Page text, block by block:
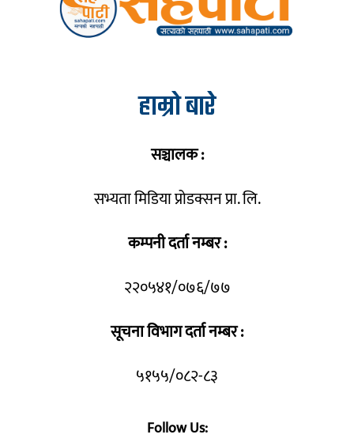
हाम्रो बारे
सञ्चालक :
सभ्यता मिडिया प्रोडक्सन प्रा. लि.
कम्पनी दर्ता नम्बर :
२२०५४१/०७६/७७
सूचना विभाग दर्ता नम्बर :
५१५५/०८२-८३
Follow Us: